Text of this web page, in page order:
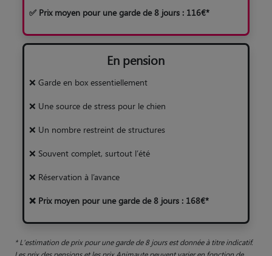
✅ Prix moyen pour une garde de 8 jours : 116€*
En pension
❌ Garde en box essentiellement
❌ Une source de stress pour le chien
❌ Un nombre restreint de structures
❌ Souvent complet, surtout l’été
❌ Réservation à l’avance
❌ Prix moyen pour une garde de 8 jours : 168€*
* L'estimation de prix pour une garde de 8 jours est donnée à titre indicatif.
Les prix des pensions et les prix Animaute peuvent varier en fonction de